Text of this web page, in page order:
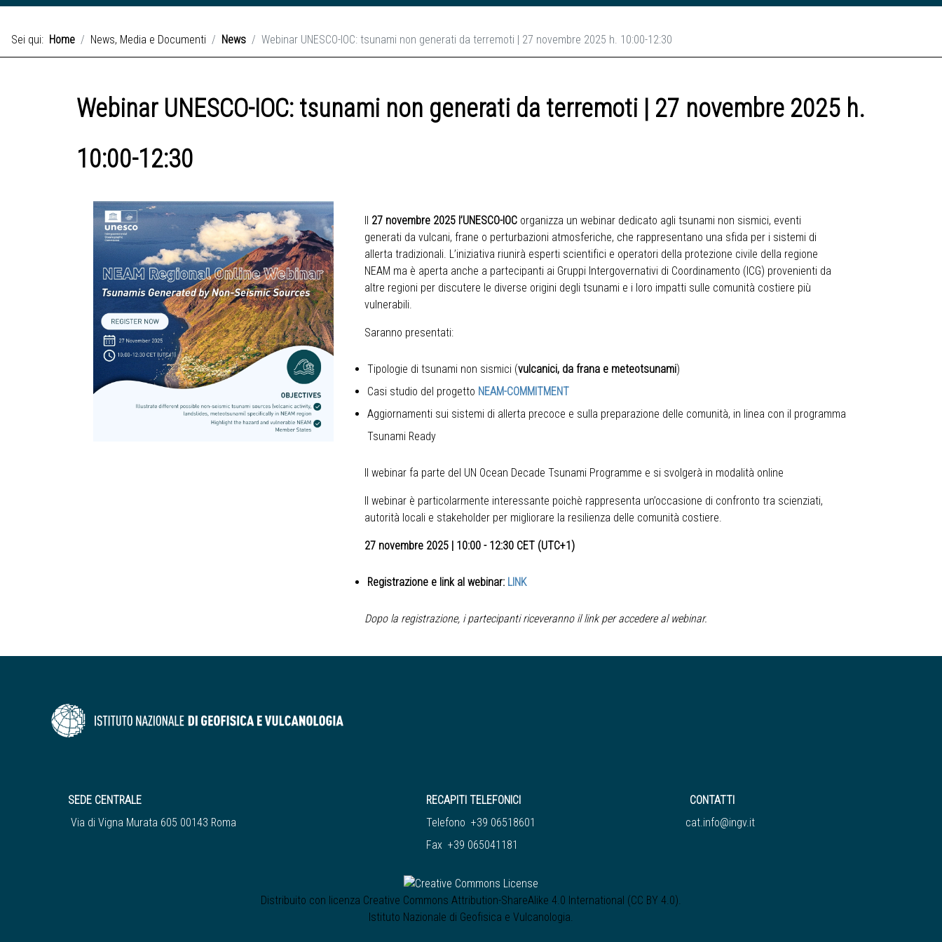
Sei qui: Home News, Media e Documenti News Webinar UNESCO-IOC: tsunami non generati da terremoti | 27 novembre 2025 h. 10:00-12:30
Webinar UNESCO-IOC: tsunami non generati da terremoti | 27 novembre 2025 h.
10:00-12:30
Il 27 novembre 2025 l’UNESCO-IOC organizza un webinar dedicato agli tsunami non sismici, eventi
generati da vulcani, frane o perturbazioni atmosferiche, che rappresentano una sfida per i sistemi di
allerta tradizionali. L’iniziativa riunirà esperti scientifici e operatori della protezione civile della regione
NEAM ma è aperta anche a partecipanti ai Gruppi Intergovernativi di Coordinamento (ICG) provenienti da
altre regioni per discutere le diverse origini degli tsunami e i loro impatti sulle comunità costiere più
vulnerabili.
Saranno presentati:
Tipologie di tsunami non sismici (vulcanici, da frana e meteotsunami)
Casi studio del progetto NEAM-COMMITMENT
Aggiornamenti sui sistemi di allerta precoce e sulla preparazione delle comunità, in linea con il programma
Tsunami Ready
Il webinar fa parte del UN Ocean Decade Tsunami Programme e si svolgerà in modalità online
Il webinar è particolarmente interessante poichè rappresenta un’occasione di confronto tra scienziati,
autorità locali e stakeholder per migliorare la resilienza delle comunità costiere.
27 novembre 2025 | 10:00 - 12:30 CET (UTC+1)
Registrazione e link al webinar: LINK
Dopo la registrazione, i partecipanti riceveranno il link per accedere al webinar.
SEDE CENTRALE
Via di Vigna Murata 605 00143 Roma
RECAPITI TELEFONICI
Telefono +39 06518601
Fax +39 065041181
CONTATTI
cat.info@ingv.it
Distribuito con licenza Creative Commons Attribution-ShareAlike 4.0 International (CC BY 4.0).
Istituto Nazionale di Geofisica e Vulcanologia.